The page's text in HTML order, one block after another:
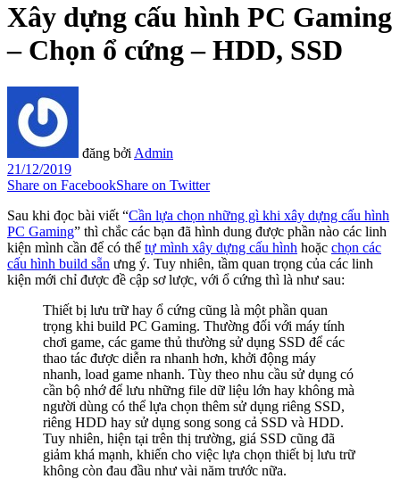
Xây dựng cấu hình PC Gaming
– Chọn ổ cứng – HDD, SSD
đăng bởi Admin
21/12/2019
Share on FacebookShare on Twitter
Sau khi đọc bài viết “Cần lựa chọn những gì khi xây dựng cấu hình
PC Gaming” thì chắc các bạn đã hình dung được phần nào các linh
kiện mình cần để có thể tự mình xây dựng cấu hình hoặc chọn các
cấu hình build sẵn ưng ý. Tuy nhiên, tầm quan trọng của các linh
kiện mới chỉ được đề cập sơ lược, với ổ cứng thì là như sau:
Thiết bị lưu trữ hay ổ cứng cũng là một phần quan
trọng khi build PC Gaming. Thường đối với máy tính
chơi game, các game thủ thường sử dụng SSD để các
thao tác được diễn ra nhanh hơn, khởi động máy
nhanh, load game nhanh. Tùy theo nhu cầu sử dụng có
cần bộ nhớ để lưu những file dữ liệu lớn hay không mà
người dùng có thể lựa chọn thêm sử dụng riêng SSD,
riêng HDD hay sử dụng song song cả SSD và HDD.
Tuy nhiên, hiện tại trên thị trường, giá SSD cũng đã
giảm khá mạnh, khiến cho việc lựa chọn thiết bị lưu trữ
không còn đau đầu như vài năm trước nữa.